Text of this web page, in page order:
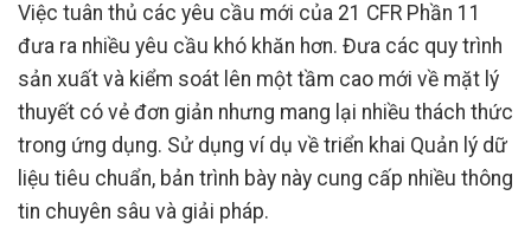
Việc tuân thủ các yêu cầu mới của 21 CFR Phần 11
đưa ra nhiều yêu cầu khó khăn hơn. Đưa các quy trình
sản xuất và kiểm soát lên một tầm cao mới về mặt lý
thuyết có vẻ đơn giản nhưng mang lại nhiều thách thức
trong ứng dụng. Sử dụng ví dụ về triển khai Quản lý dữ
liệu tiêu chuẩn, bản trình bày này cung cấp nhiều thông
tin chuyên sâu và giải pháp.